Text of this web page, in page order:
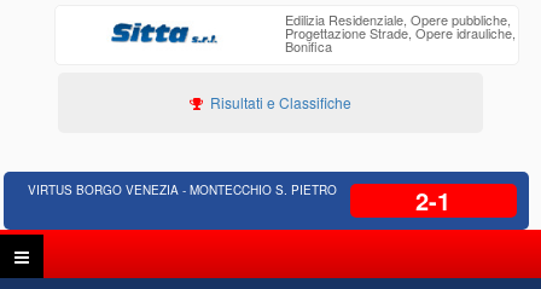
Edilizia Residenziale, Opere pubbliche,
Progettazione Strade, Opere idrauliche,
Bonifica
Risultati e Classifiche
VIRTUS BORGO VENEZIA - MONTECCHIO S. PIETRO 2-1